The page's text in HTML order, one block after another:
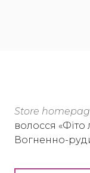
Store
волосся «Фіто
Вогненно-